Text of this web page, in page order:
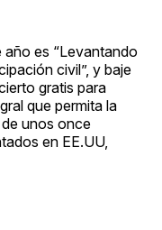
año es “Levantando
civil”, y baje
gratis para
que permita la
unos once
en EE.UU,